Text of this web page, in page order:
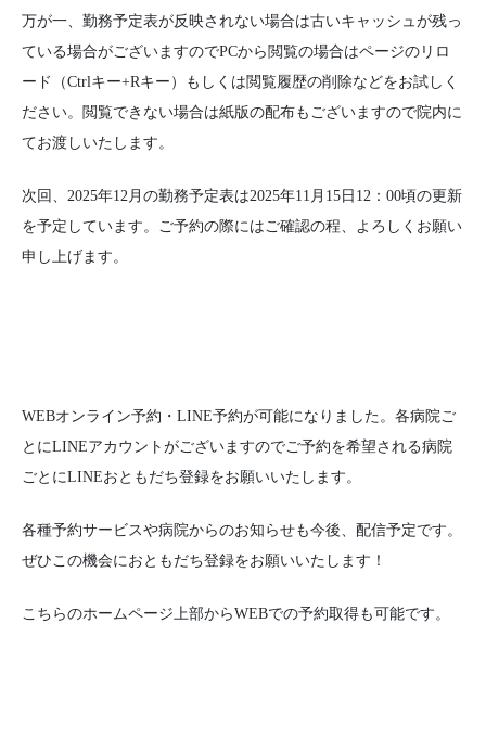
万が一、勤務予定表が反映されない場合は古いキャッシュが残っ
ている場合がございますのでPCから閲覧の場合はページのリロ
ード（Ctrlキー+Rキー）もしくは閲覧履歴の削除などをお試しく
ださい。閲覧できない場合は紙版の配布もございますので院内に
てお渡しいたします。
次回、2025年12月の勤務予定表は2025年11月15日12：00頃の更新
を予定しています。ご予約の際にはご確認の程、よろしくお願い
申し上げます。
WEBオンライン予約・LINE予約が可能になりました。各病院ご
とにLINEアカウントがございますのでご予約を希望される病院
ごとにLINEおともだち登録をお願いいたします。
各種予約サービスや病院からのお知らせも今後、配信予定です。
ぜひこの機会におともだち登録をお願いいたします！
こちらのホームページ上部からWEBでの予約取得も可能です。